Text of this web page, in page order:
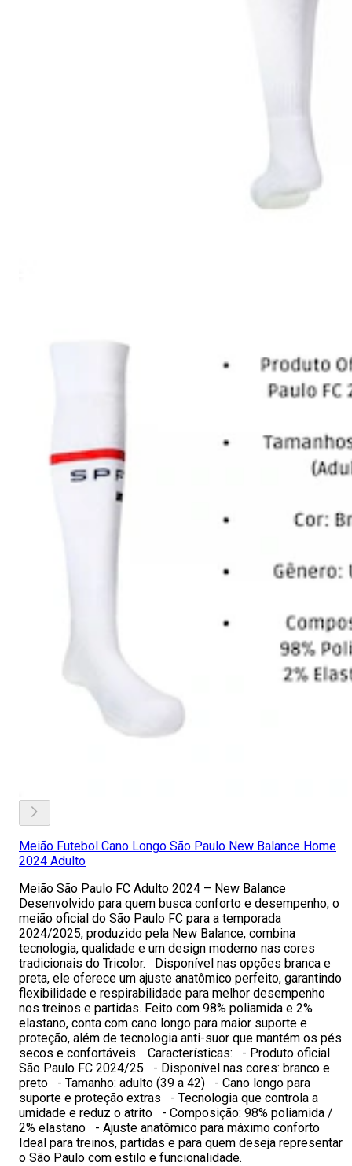
Meião Futebol Cano Longo São Paulo New Balance Home
2024 Adulto
Meião São Paulo FC Adulto 2024 – New Balance
Desenvolvido para quem busca conforto e desempenho, o
meião oficial do São Paulo FC para a temporada
2024/2025, produzido pela New Balance, combina
tecnologia, qualidade e um design moderno nas cores
tradicionais do Tricolor. Disponível nas opções branca e
preta, ele oferece um ajuste anatômico perfeito, garantindo
flexibilidade e respirabilidade para melhor desempenho
nos treinos e partidas. Feito com 98% poliamida e 2%
elastano, conta com cano longo para maior suporte e
proteção, além de tecnologia anti-suor que mantém os pés
secos e confortáveis. Características: - Produto oficial
São Paulo FC 2024/25 - Disponível nas cores: branco e
preto - Tamanho: adulto (39 a 42) - Cano longo para
suporte e proteção extras - Tecnologia que controla a
umidade e reduz o atrito - Composição: 98% poliamida /
2% elastano - Ajuste anatômico para máximo conforto
Ideal para treinos, partidas e para quem deseja representar
o São Paulo com estilo e funcionalidade.